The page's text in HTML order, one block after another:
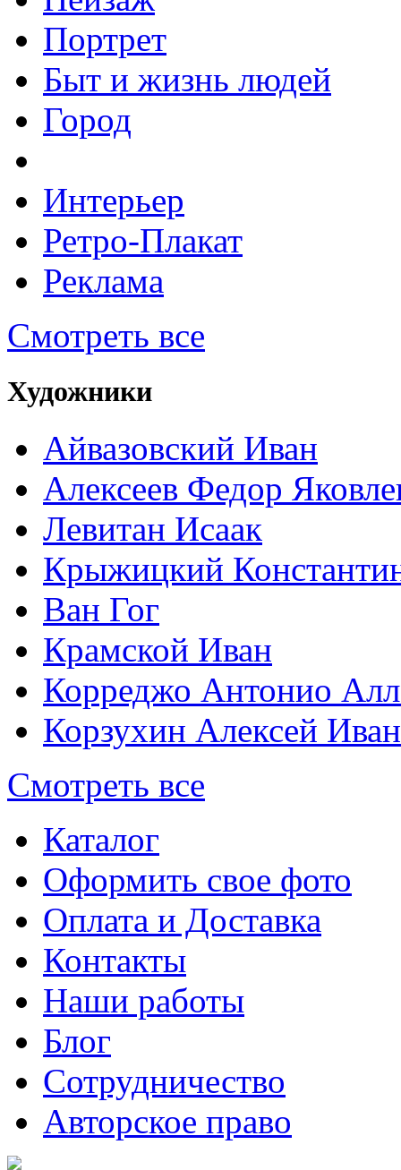
Портрет
Быт и жизнь людей
Город
Интерьер
Ретро-Плакат
Реклама
Смотреть все
Художники
Айвазовский Иван
Алексеев Федор
Левитан Исаак
Крыжицкий
Ван Гог
Крамской Иван
Корреджо Антонио
Корзухин Алексей
Смотреть все
Каталог
Оформить свое фото
Оплата и Доставка
Контакты
Наши работы
Блог
Сотрудничество
Авторское право